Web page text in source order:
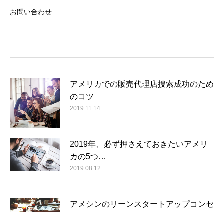
お問い合わせ
アメリカでの販売代理店捜索成功のため
のコツ
2019.11.14
2019年、必ず押さえておきたいアメリ
カの5つ…
2019.08.12
アメシンのリーンスタートアップコンセ